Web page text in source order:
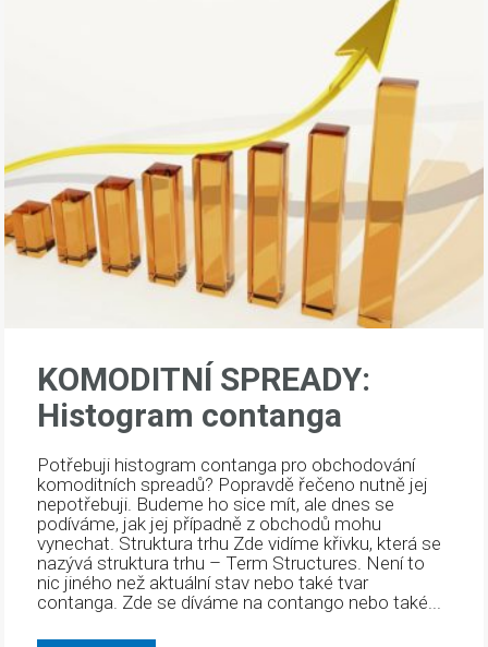
KOMODITNÍ SPREADY:
Histogram contanga
Potřebuji histogram contanga pro obchodování
komoditních spreadů? Popravdě řečeno nutně jej
nepotřebuji. Budeme ho sice mít, ale dnes se
podíváme, jak jej případně z obchodů mohu
vynechat. Struktura trhu Zde vidíme křivku, která se
nazývá struktura trhu – Term Structures. Není to
nic jiného než aktuální stav nebo také tvar
contanga. Zde se díváme na contango nebo také...